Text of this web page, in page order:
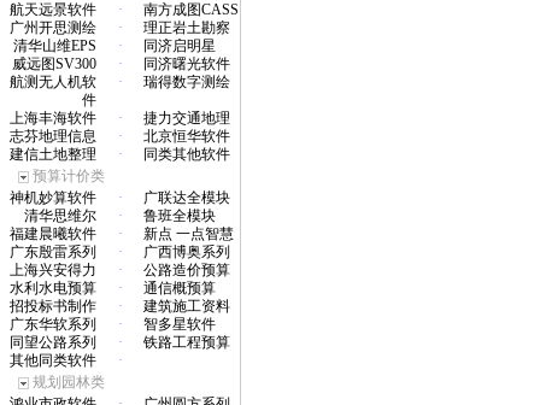
航天远景软件
·
南方成图CASS
广州开思测绘
·
理正岩土勘察
清华山维EPS
·
同济启明星
威远图SV300
·
同济曙光软件
航测无人机软
件
· 瑞得数字测绘
上海丰海软件 ·
捷力交通地理
志芬地理信息
·
北京恒华软件
建信土地整理
·
同类其他软件
预算计价类
神机妙算软件
·
广联达全模块
清华思维尔
·
鲁班全模块
福建晨曦软件
·
新点 一点智慧
广东殷雷系列
·
广西博奥系列
上海兴安得力
·
公路造价预算
水利水电预算
·
通信概预算
招投标书制作
·
建筑施工资料
广东华软系列
·
智多星软件
同望公路系列
·
铁路工程预算
其他同类软件
·
规划园林类